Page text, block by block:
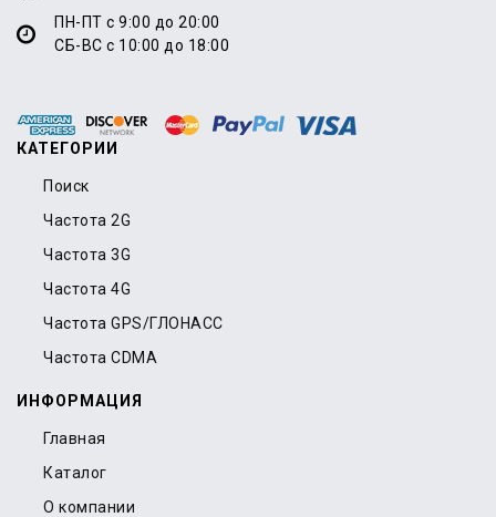
ПН-ПТ с 9:00 до 20:00
СБ-ВС с 10:00 до 18:00
КАТЕГОРИИ
Поиск
Частота 2G
Частота 3G
Частота 4G
Частота GPS/ГЛОНАСС
Частота CDMA
ИНФОРМАЦИЯ
Главная
Каталог
О компании